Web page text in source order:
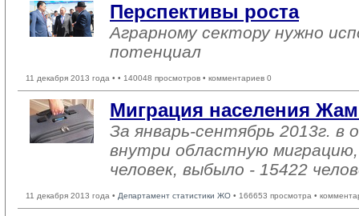
Перспективы роста
Аграрному сектору нужно
потенциал
11 декабря 2013 года • • 140048 просмотров • комментариев 0
Миграция населения
За январь-сентябрь 2013г. в
внутри областную
человек, выбыло - 15422
11 декабря 2013 года • Департамент статистики ЖО • 166653 просмотра •